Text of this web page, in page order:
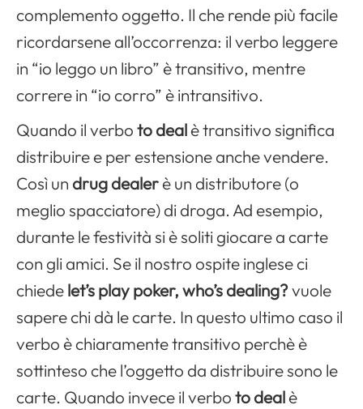
complemento oggetto. Il che rende più facile
ricordarsene all’occorrenza: il verbo leggere
in “io leggo un libro” è transitivo, mentre
correre in “io corro” è intransitivo.
Quando il verboto dealè transitivo significa
distribuire e per estensione anche vendere.
Così un drug dealerè un distributore (o
meglio spacciatore) di droga. Ad esempio,
durante le festività si è soliti giocare a carte
con gli amici. Se il nostro ospite inglese ci
chiedelet’s play poker, who’s dealing?vuole
sapere chi dà le carte. In questo ultimo caso il
verbo è chiaramente transitivo perchè è
sottinteso che l’oggetto da distribuire sono le
carte. Quando invece il verboto dealè